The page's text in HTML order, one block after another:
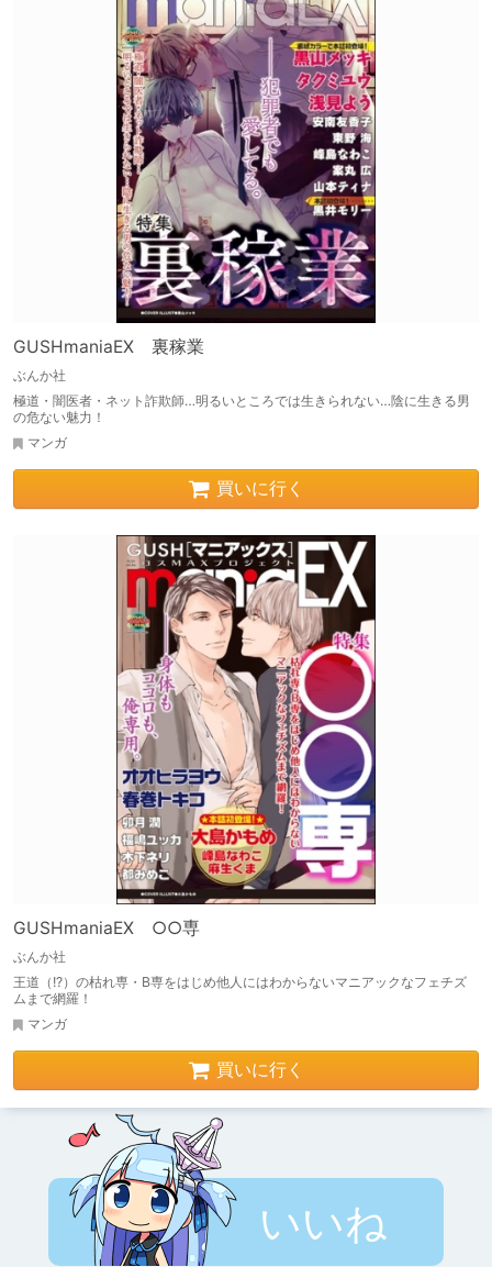
GUSHmaniaEX 裏稼業
ぶんか社
極道・闇医者・ネット詐欺師…明るいところでは生きられない…陰に生きる男
の危ない魅力！
マンガ
買いに行く
GUSHmaniaEX ○○専
ぶんか社
王道（!?）の枯れ専・B専をはじめ他人にはわからないマニアックなフェチズ
ムまで網羅！
マンガ
買いに行く
いいね